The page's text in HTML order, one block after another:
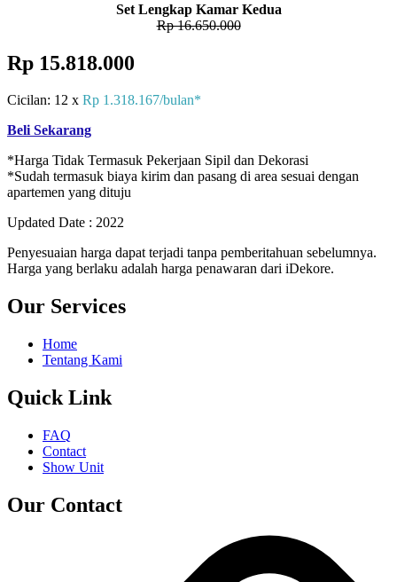
Set Lengkap Kamar Kedua
Rp 16.650.000
Rp 15.818.000
Cicilan: 12 x Rp 1.318.167/bulan*
Beli Sekarang
*Harga Tidak Termasuk Pekerjaan Sipil dan Dekorasi
*Sudah termasuk biaya kirim dan pasang di area sesuai dengan
apartemen yang dituju
Updated Date : 2022
Penyesuaian harga dapat terjadi tanpa pemberitahuan sebelumnya.
Harga yang berlaku adalah harga penawaran dari iDekore.
Our Services
Home
Tentang Kami
Quick Link
FAQ
Contact
Show Unit
Our Contact